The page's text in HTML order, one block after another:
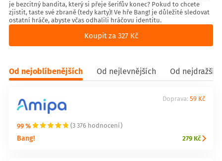
je bezcitný bandita, který si přeje šerifův konec? Pokud to chcete
zjistit, taste své zbraně (tedy karty)! Ve hře Bang! je důležité sledovat
ostatní hráče, abyste včas odhalili hráčovu identitu.
Koupit za 327 Kč
Od nejoblíbenějších Od nejlevnějších Od
99 % (3 376 hodnocení)
Bang!
Doprava: 59 Kč
279 Kč